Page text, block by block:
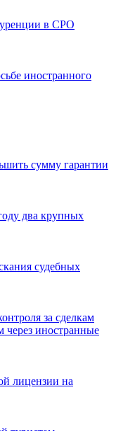
в СРО
иностранного
сумму гарантии
два крупных
судебных
за сделкам
через иностранные
лицензии на